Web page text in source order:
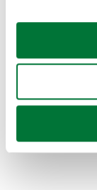
Si lo permite,
Recopilar
Identificar
para
Obtenga más
Coches de
Coches de